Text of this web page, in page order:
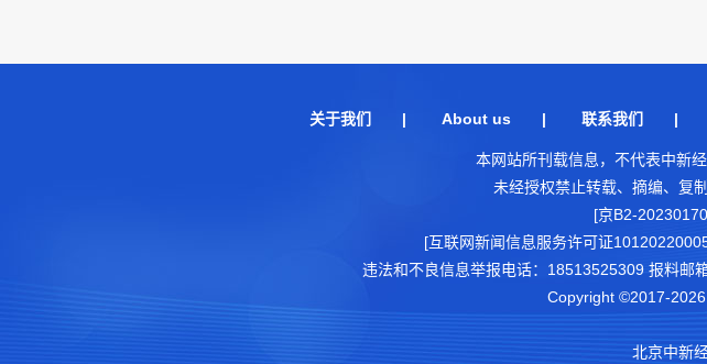
关于我们 | About us| 联系我们 |
本网站所刊载信息，不代表中新
未经授权禁止转载、摘编、复
[京B2-
[互联网新闻信息服务许可证
违法和不良信息举报电话：18513525309 报料邮
Copyright ©2017-
北京中新